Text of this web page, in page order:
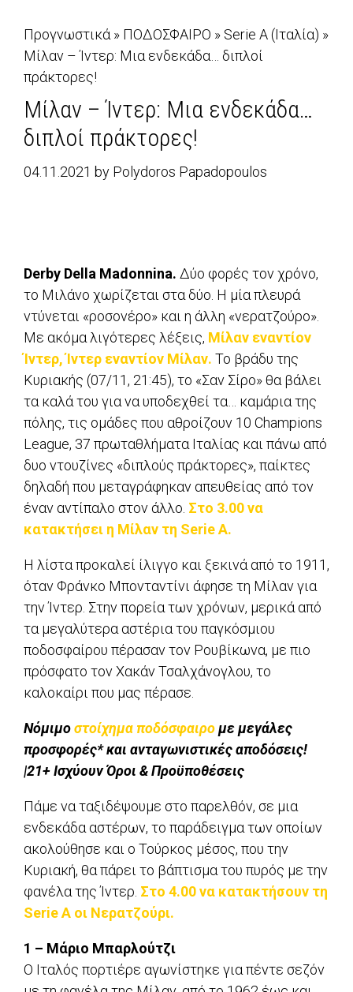
Προγνωστικά» ΠΟΔΟΣΦΑΙΡΟ » Serie A (Ιταλία) »
Μίλαν – Ίντερ: Μια ενδεκάδα… διπλοί
πράκτορες!
Μίλαν – Ίντερ: Μια ενδεκάδα…
διπλοί πράκτορες!
04.11.2021 by Polydoros Papadopoulos
Derby Della Madonnina. Δύο φορές τον χρόνο,
το Μιλάνο χωρίζεται στα δύο. Η μία πλευρά
ντύνεται «ροσονέρο» και η άλλη «νερατζούρο».
Με ακόμα λιγότερες λέξεις, Μίλαν εναντίον
Ίντερ, Ίντερ εναντίον Μίλαν. Το βράδυ της
Κυριακής (07/11, 21:45), το «Σαν Σίρο» θα βάλει
τα καλά του για να υποδεχθεί τα… καμάρια της
πόλης, τις ομάδες που αθροίζουν 10 Champions
League, 37 πρωταθλήματα Ιταλίας και πάνω από
δυο ντουζίνες «διπλούς πράκτορες», παίκτες
δηλαδή που μεταγράφηκαν απευθείας από τον
έναν αντίπαλο στον άλλο. Στο 3.00 να
κατακτήσει η Μίλαν τη Serie A.
Η λίστα προκαλεί ίλιγγο και ξεκινά από το 1911,
όταν Φράνκο Μπονταντίνι άφησε τη Μίλαν για
την Ίντερ. Στην πορεία των χρόνων, μερικά από
τα μεγαλύτερα αστέρια του παγκόσμιου
ποδοσφαίρου πέρασαν τον Ρουβίκωνα, με πιο
πρόσφατο τον Χακάν Τσαλχάνογλου, το
καλοκαίρι που μας πέρασε.
Νόμιμοστοίχημα ποδόσφαιρομε μεγάλες
προσφορές* και ανταγωνιστικές αποδόσεις!
|21+ Ισχύουν Όροι & Προϋποθέσεις
Πάμε να ταξιδέψουμε στο παρελθόν, σε μια
ενδεκάδα αστέρων, το παράδειγμα των οποίων
ακολούθησε και ο Τούρκος μέσος, που την
Κυριακή, θα πάρει το βάπτισμα του πυρός με την
φανέλα της Ίντερ. Στο 4.00 να κατακτήσουν τη
Serie A οι Νερατζούρι.
1 – Μάριο Μπαρλούτζι
Ο Ιταλός πορτιέρε αγωνίστηκε για πέντε σεζόν